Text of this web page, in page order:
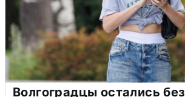
Волгоградцы остались без